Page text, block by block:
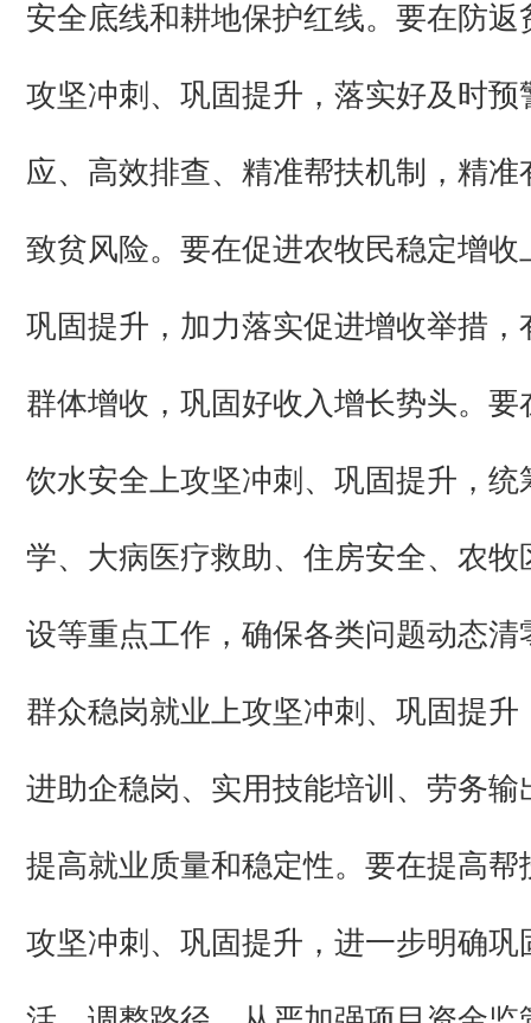
安全底线和耕地保护红线。要在防返
攻坚冲刺、巩固提升，落实好及时预
应、高效排查、精准帮扶机制，精准
致贫风险。要在促进农牧民稳定增收
巩固提升，加力落实促进增收举措，
群体增收，巩固好收入增长势头。要
饮水安全上攻坚冲刺、巩固提升，统
学、大病医疗救助、住房安全、农牧
设等重点工作，确保各类问题动态清
群众稳岗就业上攻坚冲刺、巩固提升
进助企稳岗、实用技能培训、劳务输
提高就业质量和稳定性。要在提高帮
攻坚冲刺、巩固提升，进一步明确巩